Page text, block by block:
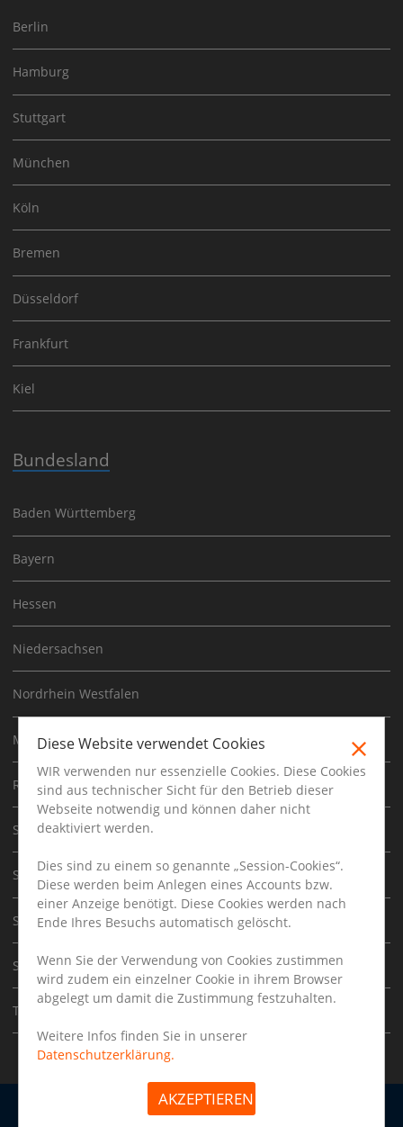
Berlin
Hamburg
Stuttgart
München
Köln
Bremen
Düsseldorf
Frankfurt
Kiel
Bundesland
Baden Württemberg
Bayern
Hessen
Niedersachsen
Nordrhein Westfalen
Mecklenburg Vorpommern
Rheinland Pfalz
Saarland
Sachsen
Sachsen Anhalt
Schleswig Holstein
Thüringen
Impressum Datenschutz
Diese Website verwendet Cookies
WIR verwenden nur essenzielle Cookies. Diese Cookies
sind aus technischer Sicht für den Betrieb dieser
Webseite notwendig und können daher nicht
deaktiviert werden.
Dies sind zu einem so genannte „Session-Cookies“.
Diese werden beim Anlegen eines Accounts bzw.
einer Anzeige benötigt. Diese Cookies werden nach
Ende Ihres Besuchs automatisch gelöscht.
Wenn Sie der Verwendung von Cookies zustimmen
wird zudem ein einzelner Cookie in ihrem Browser
abgelegt um damit die Zustimmung festzuhalten.
Weitere Infos finden Sie in unserer
Datenschutzerklärung.
AKZEPTIEREN